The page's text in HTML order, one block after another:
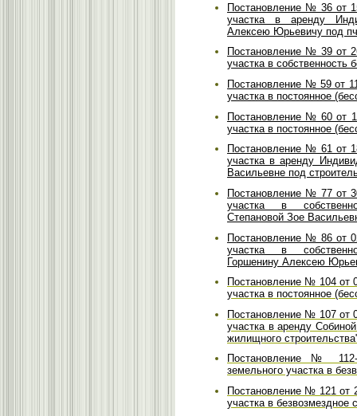
Постановление № 36 от
участка в аренду
Алексею Юрьевичу под
Постановление № 39 от
участка в
Постановление № 59 от
участка в постоянное
Постановление № 60 от
участка в постоянное
Постановление № 61 от
участка в аренду
Васильевне под
Постановление № 77 от
участка в
Степановой Зое
Постановление № 86 от
участка в
Горшенину Алексею
Постановление № 104 от
участка в постоянное
Постановление № 107 от
участка в аренду
жилищного
Постановление №
земельного участка в
Постановление № 121 от
участка в безвозмездное